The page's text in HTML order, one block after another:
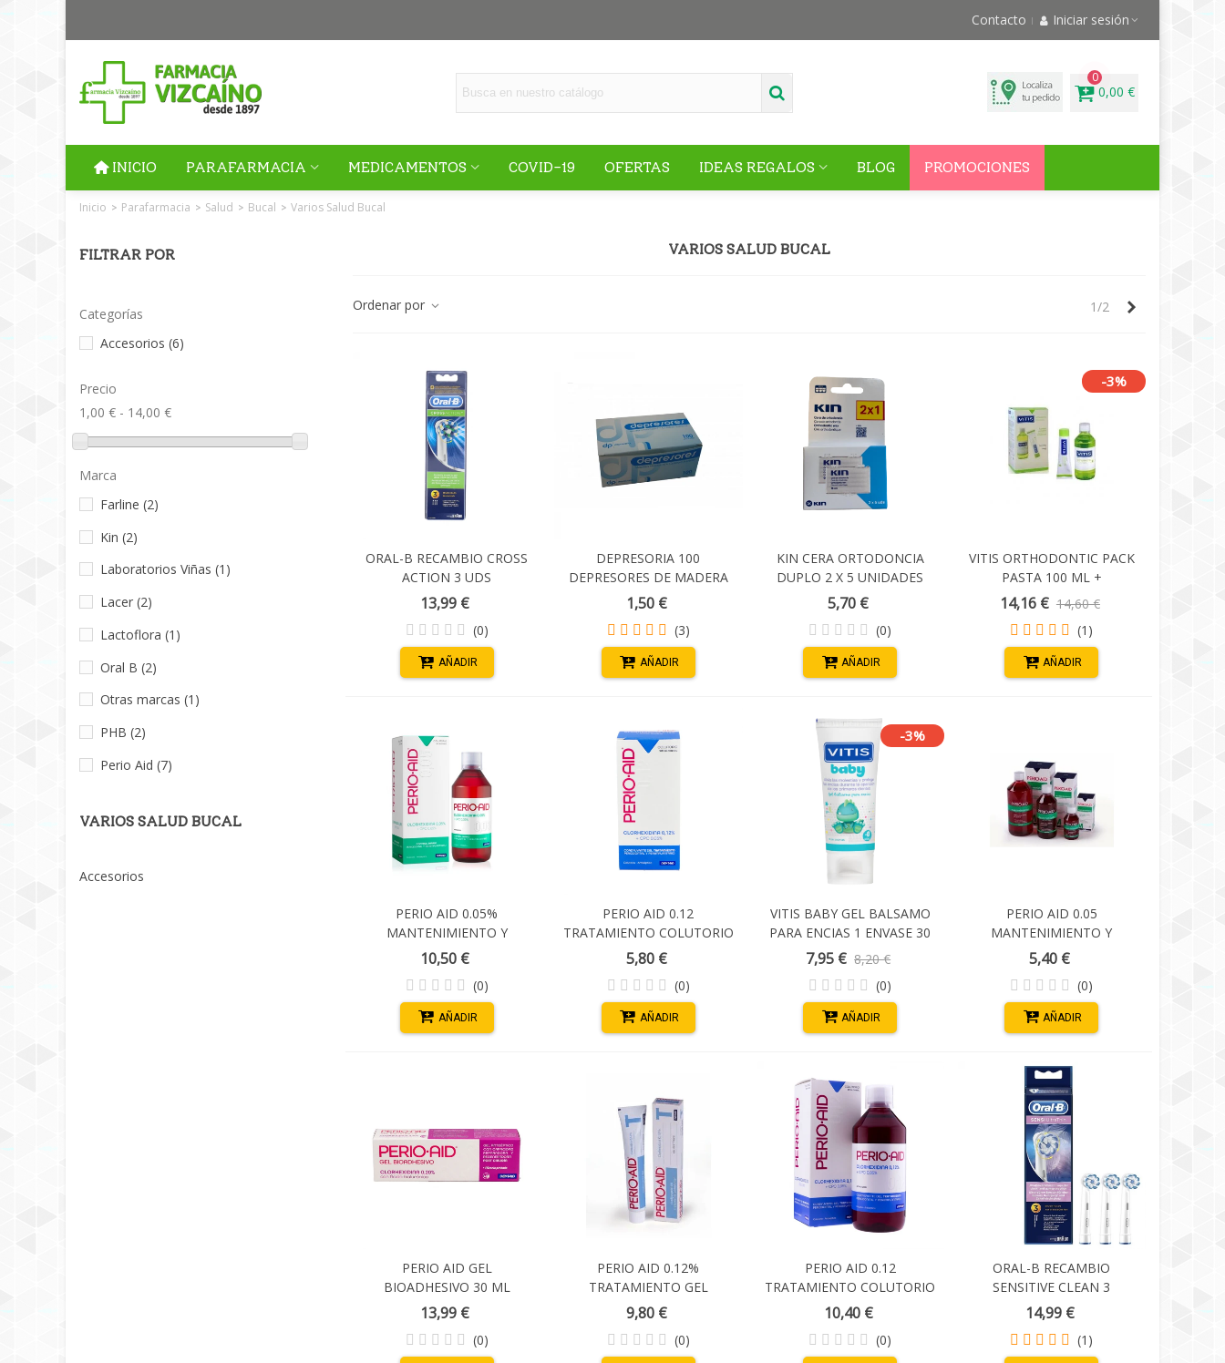
Contacto Iniciar sesión
0
0,00 €
INICIO PARAFARMACIA MEDICAMENTOS COVID-19 OFERTAS IDEAS REGALOS BLOG PROMOCIONES
Inicio > Parafarmacia > Salud > Bucal > Varios Salud Bucal
FILTRAR POR
Categorías
Accesorios (6)
Precio
1,00 € - 14,00 €
Marca
Farline (2)
Kin (2)
Laboratorios Viñas (1)
Lacer (2)
Lactoflora (1)
Oral B (2)
Otras marcas (1)
PHB (2)
Perio Aid (7)
Urgo(1)
VARIOS SALUD BUCAL
Accesorios
VARIOS SALUD BUCAL
Ordenar por 1/2
ORAL-B RECAMBIO CROSS
ACTION 3 UDS
13,99 €
(0)
AÑADIR
DEPRESORIA 100
DEPRESORES DE MADERA
NACIONAL
1,50 €
(3)
AÑADIR
KIN CERA ORTODONCIA
DUPLO 2 X 5 UNIDADES
5,70 €
(0)
AÑADIR
-3%
VITIS ORTHODONTIC PACK
PASTA 100 ML +
COLUTORIO 500 ML
14,16 € 14,60 €
(1)
AÑADIR
PERIO AID 0.05%
MANTENIMIENTO Y
CONTROL DIARIO 500 ML
10,50 €
(0)
AÑADIR
PERIO AID 0.12
TRATAMIENTO COLUTORIO
150 ML
5,80 €
(0)
AÑADIR
-3%
VITIS BABY GEL BALSAMO
PARA ENCIAS 1 ENVASE 30
ML + REGALO DEDAL
7,95 € 8,20 €
(0)
AÑADIR
PERIO AID 0.05
MANTENIMIENTO Y
CONTROL 150 ML
5,40 €
(0)
AÑADIR
PERIO AID GEL
BIOADHESIVO 30 ML
13,99 €
(0)
PERIO AID 0.12%
TRATAMIENTO GEL
DENTIFRICO 75 ML
9,80 €
(0)
PERIO AID 0.12
TRATAMIENTO COLUTORIO
500 ML
10,40 €
(0)
ORAL-B RECAMBIO
SENSITIVE CLEAN 3
UNIDADES
14,99 €
(1)